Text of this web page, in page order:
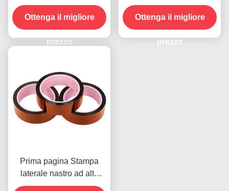
lato anteriore
Ottenga il migliore
prezzo
resistenza all'umidità e
resistenza alla buccia
2.5N/25mm
Ottenga il migliore
prezzo
Prima pagina Stampa
laterale nastro ad alta
temperatura per il